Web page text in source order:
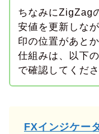
ちなみにZigZag
安値を更新しな
印の位置があと
仕組みは、以下
で確認してくださ
FXインジケー